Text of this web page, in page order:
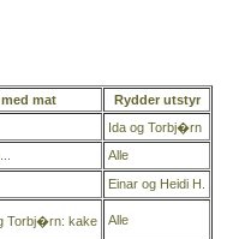
med mat
Rydder utstyr
Ida og Torbj�rn
Alle
Einar og Heidi H.
Torbj�rn: kake Alle